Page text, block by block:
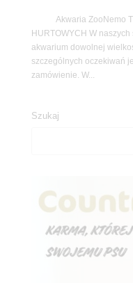
Akwaria ZooNemo
HURTOWYCH W
akwarium dowolnej
szczególnych oczekiwań
zamówienie. W...
Szukaj